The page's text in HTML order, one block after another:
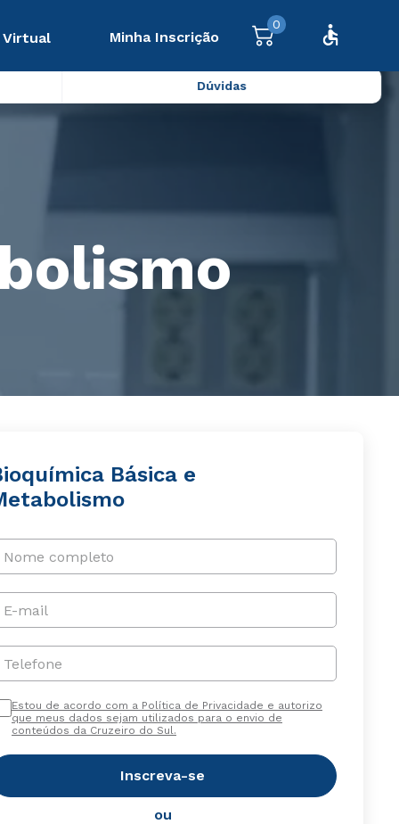
Virtual Minha Inscrição
0
Dúvidas
Básica e
Nome completo
E-mail
Telefone
Estou de acordo com a Política de Privacidade e autorizo
que meus dados sejam utilizados para o envio de
conteúdos da Cruzeiro do Sul.
Inscreva-se
ou